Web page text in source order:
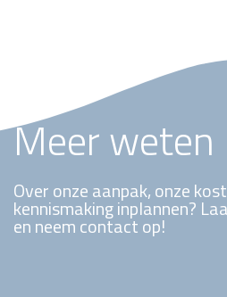
Meer weten
Over onze aanpak, onze
kennismaking inplannen?
en neem contact op!